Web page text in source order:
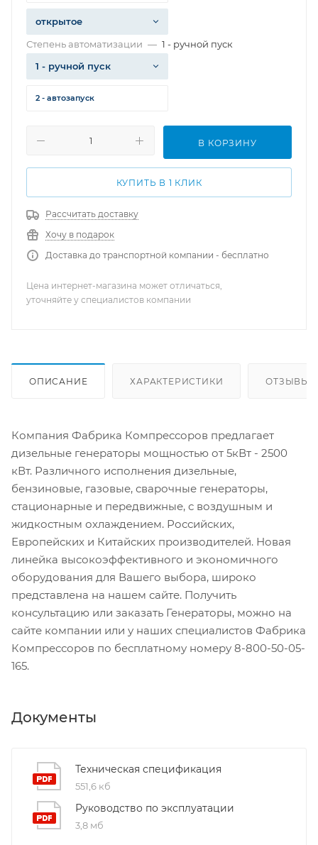
открытое
Степень автоматизации — 1 - ручной пуск
1 - ручной пуск
2 - автозапуск
В КОРЗИНУ
КУПИТЬ В 1 КЛИК
Рассчитать доставку
Хочу в подарок
Доставка до транспортной компании - бесплатно
Цена интернет-магазина может отличаться,
уточняйте у специалистов компании
ОПИСАНИЕ ХАРАКТЕРИСТИКИ ОТЗЫВЫ
Компания Фабрика Компрессоров предлагает
дизельные генераторы мощностью от 5кВт - 2500
кВт. Различного исполнения дизельные,
бензиновые, газовые, сварочные генераторы,
стационарные и передвижные, с воздушным и
жидкостным охлаждением. Российских,
Европейских и Китайских производителей. Новая
линейка высокоэффективного и экономичного
оборудования для Вашего выбора, широко
представлена на нашем сайте. Получить
консультацию или заказать Генераторы, можно на
сайте компании или у наших специалистов Фабрика
Компрессоров по бесплатному номеру 8-800-50-05-
165.
Документы
Техническая спецификация
551,6 кб
Руководство по эксплуатации
3,8 мб